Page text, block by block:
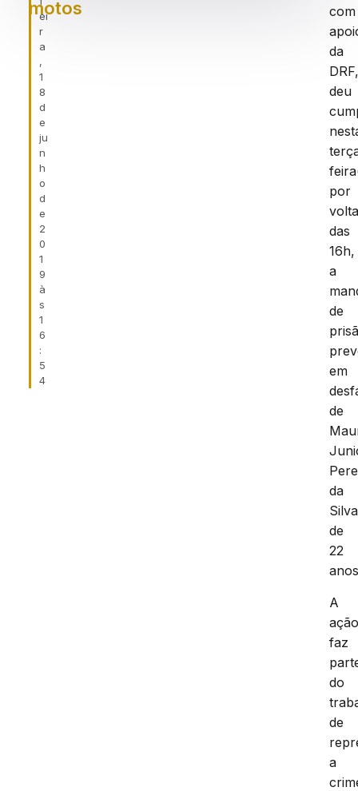
ei
r
a
,
1
8
d
e
ju
n
h
o
d
e
2
0
1
9
à
s
1
6
:
5
4
motos
com
da
deu
por
das
16h,
a
de
em
de
da
de
22
A
faz
do
de
a